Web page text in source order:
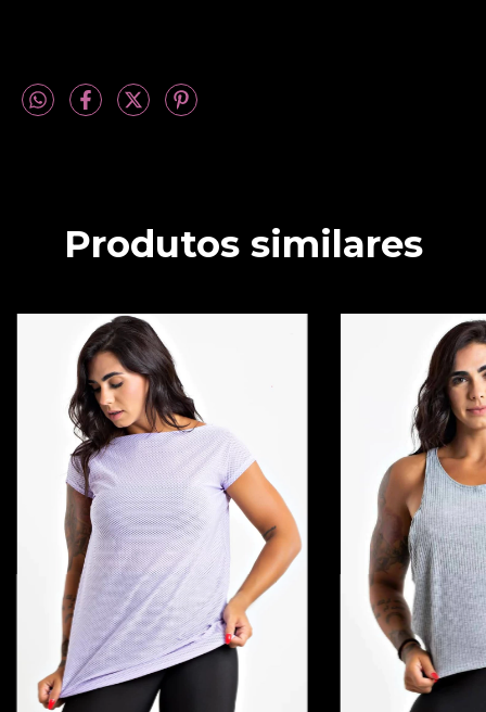
Produtos similares